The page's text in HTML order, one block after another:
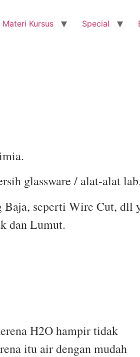
Materi Kursus Special
glassware / alat-alat
Baja, seperti Wire Cut, dll
dan Lumut.
H2O hampir tidak
itu air dengan mudah